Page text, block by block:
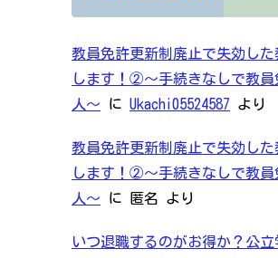
教員免許更新制廃止で失効し
します！②～手続きなしで教員
人～ に Ukachi05524587 より
教員免許更新制廃止で失効し
します！②～手続きなしで教員
人～ に 匿名 より
いつ退職するのがお得か？公